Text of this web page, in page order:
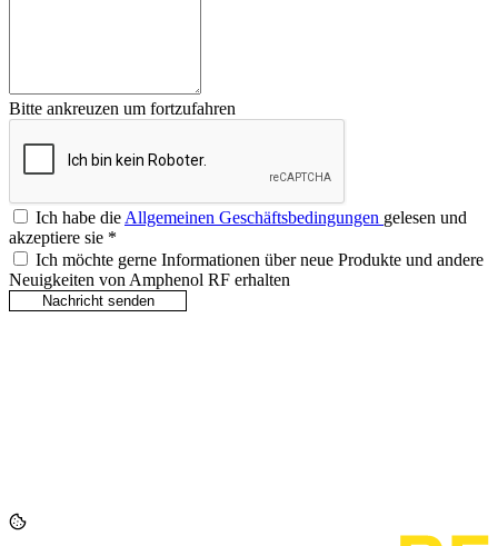
Bitte ankreuzen um fortzufahren
Ich habe dieAllgemeinen Geschäftsbedingungen gelesen und
akzeptiere sie *
Ich möchte gerne Informationen über neue Produkte und andere
Neuigkeiten von Amphenol RF erhalten